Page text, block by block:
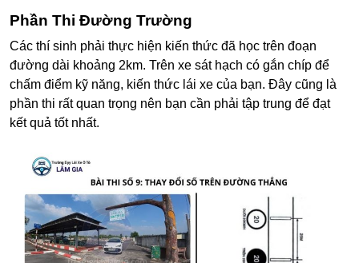
Phần Thi Đường Trường
Các thí sinh phải thực hiện kiến thức đã học trên đoạn
đường dài khoảng 2km. Trên xe sát hạch có gắn chíp để
chấm điểm kỹ năng, kiến thức lái xe của bạn. Đây cũng là
phần thi rất quan trọng nên bạn cần phải tập trung để đạt
kết quả tốt nhất.